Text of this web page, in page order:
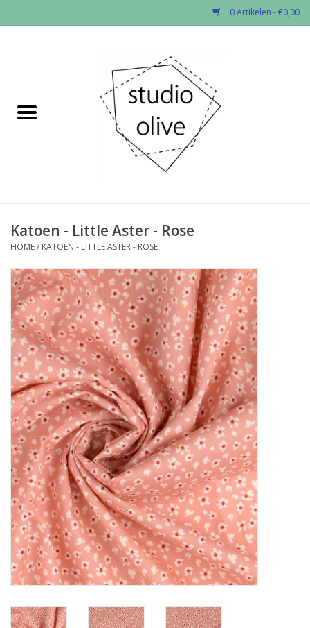
0 Artikelen - €0,00
✂︎Nieuw
Fournituren
Workshops
Diy pakketten
Studio Olive inspireert....
Katoen - Little Aster - Rose
HOME/ KATOEN - LITTLE ASTER - ROSE